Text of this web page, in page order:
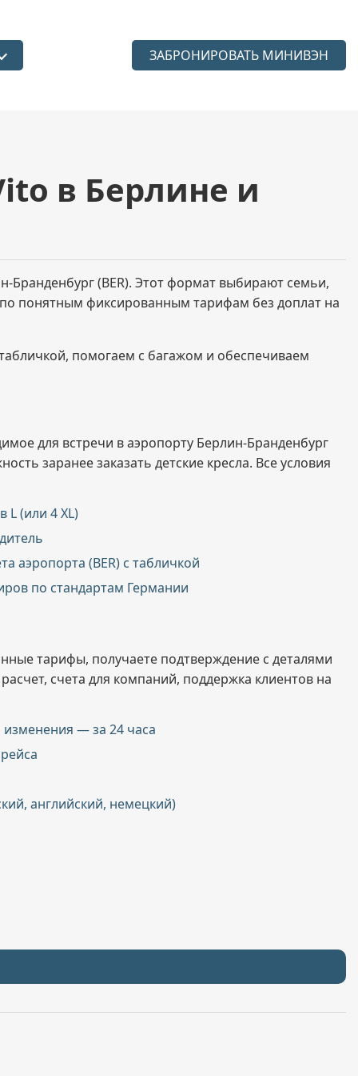
ЗАБРОНИРОВАТЬ МИНИВЭН
в Берлине и
(BER). Этот формат выбирают семьи,
понятным фиксированным тарифам без доплат на
помогаем с багажом и обеспечиваем
для встречи в аэропорту Берлин-Бранденбург
заранее заказать детские кресла. Все условия
L (или 4 XL)
аэропорта (BER) с табличкой
по стандартам Германии
тарифы, получаете подтверждение с деталями
счета для компаний, поддержка клиентов на
— за 24 часа
английский, немецкий)